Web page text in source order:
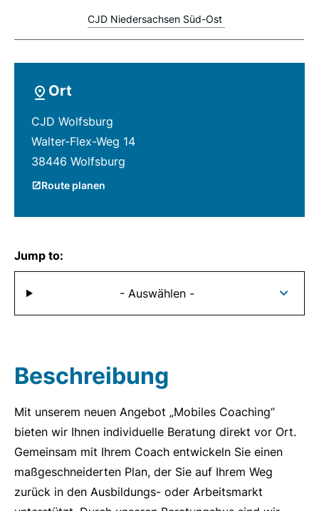
CJD Niedersachsen Süd-Ost
Ort
CJD Wolfsburg
Walter-Flex-Weg 14
38446 Wolfsburg
Route planen
Jump to:
- Auswählen -
Beschreibung
Mit unserem neuen Angebot „Mobiles Coaching“
bieten wir Ihnen individuelle Beratung direkt vor Ort.
Gemeinsam mit Ihrem Coach entwickeln Sie einen
maßgeschneiderten Plan, der Sie auf Ihrem Weg
zurück in den Ausbildungs- oder Arbeitsmarkt